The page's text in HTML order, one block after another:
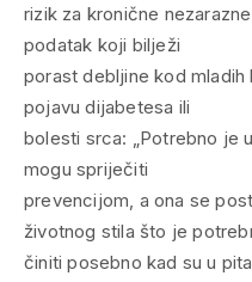
rizik za kronične
podatak koji bilježi
porast debljine kod
pojavu dijabetesa ili
bolesti srca: „Potrebno je
mogu spriječiti
prevencijom, a ona se
životnog stila što je
činiti posebno kad su u